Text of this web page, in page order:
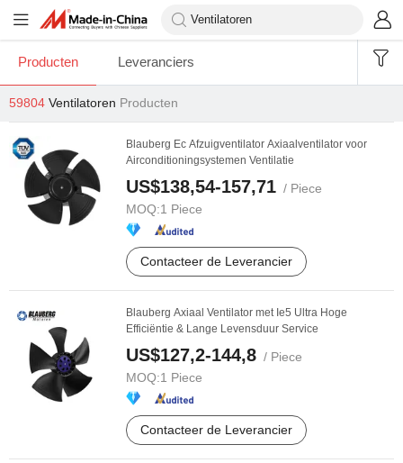
Producten Leveranciers
59804 Ventilatoren Producten
Blauberg Ec Afzuigventilator Axiaalventilator voor
Airconditioningsystemen Ventilatie
US$138,54-157,71 / Piece
MOQ:1 Piece
Contacteer de Leverancier
Blauberg Axiaal Ventilator met Ie5 Ultra Hoge
Efficiëntie & Lange Levensduur Service
US$127,2-144,8 / Piece
MOQ:1 Piece
Contacteer de Leverancier